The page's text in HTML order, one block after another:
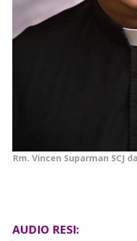
Rm. Vincen Suparman SCJ
AUDIO RESI: